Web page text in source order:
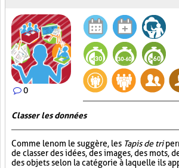
0
Classer les données
Comme le nom le suggère, les Tapis de tri
de classer des idées, des images, des mots,
des objets selon la catégorie à laquelle ils